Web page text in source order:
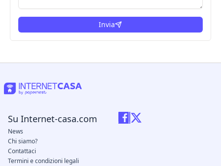
Invia
Su Internet-casa.com
News
Chi siamo?
Contattaci
Termini e condizioni legali